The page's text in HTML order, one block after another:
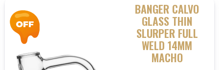
BANGER CALVO
GLASS THIN
SLURPER FULL
WELD 14MM
MACHO